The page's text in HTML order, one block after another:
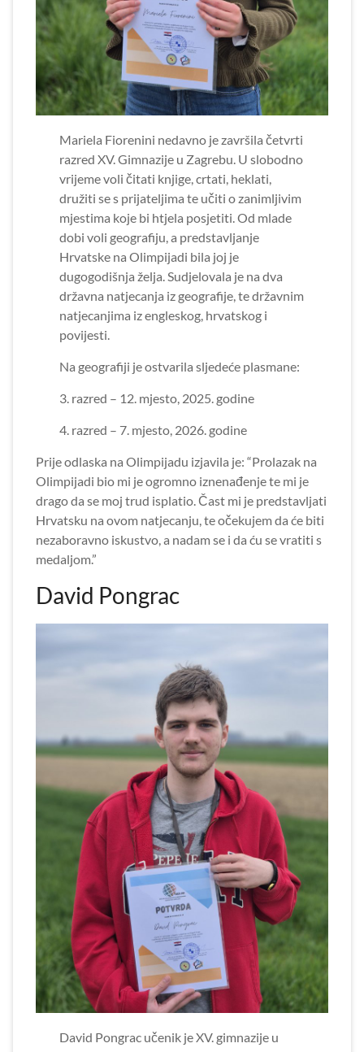
Mariela Fiorenini nedavno je završila četvrti
razred XV. Gimnazije u Zagrebu. U slobodno
vrijeme voli čitati knjige, crtati, heklati,
družiti se s prijateljima te učiti o zanimljivim
mjestima koje bi htjela posjetiti. Od mlade
dobi voli geografiju, a predstavljanje
Hrvatske na Olimpijadi bila joj je
dugogodišnja želja. Sudjelovala je na dva
državna natjecanja iz geografije, te državnim
natjecanjima iz engleskog, hrvatskog i
povijesti.
Na geografiji je ostvarila sljedeće plasmane:
3. razred – 12. mjesto, 2025. godine
4. razred – 7. mjesto, 2026. godine
Prije odlaska na Olimpijadu izjavila je: “Prolazak na
Olimpijadi bio mi je ogromno iznenađenje te mi je
drago da se moj trud isplatio. Čast mi je predstavljati
Hrvatsku na ovom natjecanju, te očekujem da će biti
nezaboravno iskustvo, a nadam se i da ću se vratiti s
medaljom.”
David Pongrac
David Pongrac učenik je XV. gimnazije u